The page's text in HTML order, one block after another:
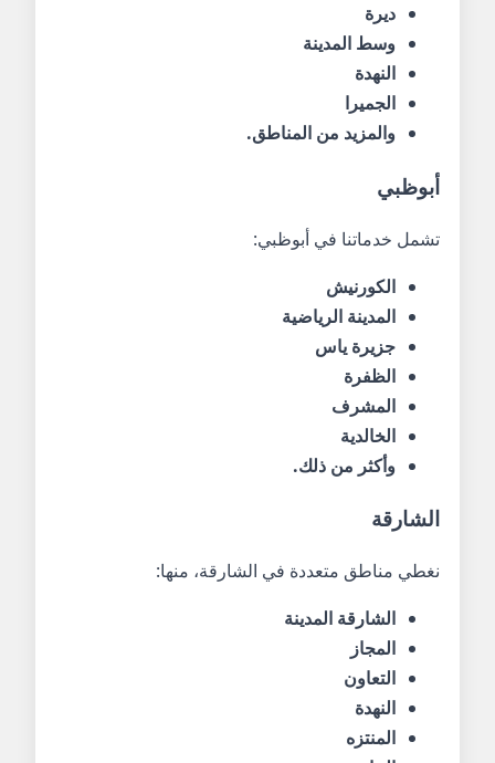
ديرة
وسط المدينة
النهدة
الجميرا
والمزيد من المناطق.
أبوظبي
تشمل خدماتنا في أبوظبي:
الكورنيش
المدينة الرياضية
جزيرة ياس
الظفرة
المشرف
الخالدية
وأكثر من ذلك.
الشارقة
نغطي مناطق متعددة في الشارقة، منها:
الشارقة المدينة
المجاز
التعاون
النهدة
المنتزه